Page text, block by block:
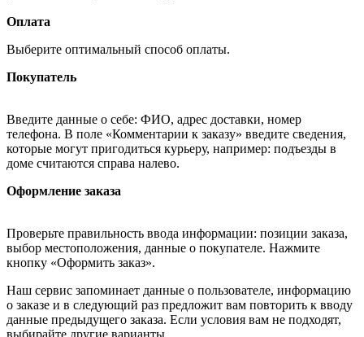
Оплата
Выберите оптимальный способ оплаты.
Покупатель
Введите данные о себе: ФИО, адрес доставки, номер
телефона. В поле «Комментарии к заказу» введите сведения,
которые могут пригодиться курьеру, например: подъезды в
доме считаются справа налево.
Оформление заказа
Проверьте правильность ввода информации: позиции заказа,
выбор местоположения, данные о покупателе. Нажмите
кнопку «Оформить заказ».
Наш сервис запоминает данные о пользователе, информацию
о заказе и в следующий раз предложит вам повторить к вводу
данные предыдущего заказа. Если условия вам не подходят,
выбирайте другие варианты.